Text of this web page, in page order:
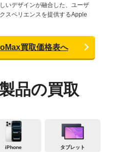
いデザインが融合した、ユーザ
スペリエンスを提供するApple
買取価格表へ
品の買取
iPhone タブレット